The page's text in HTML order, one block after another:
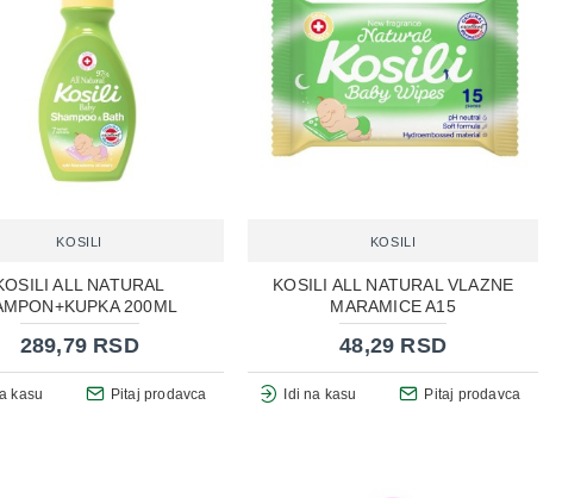
KOSILI
ALL NATURAL
200ML
289,79 RSD
kasu Pitaj prodavca
KOSILI
KOSILI ALL NATURAL VLAZNE
MARAMICE A15
48,29 RSD
Idi na kasu Pitaj prodavca